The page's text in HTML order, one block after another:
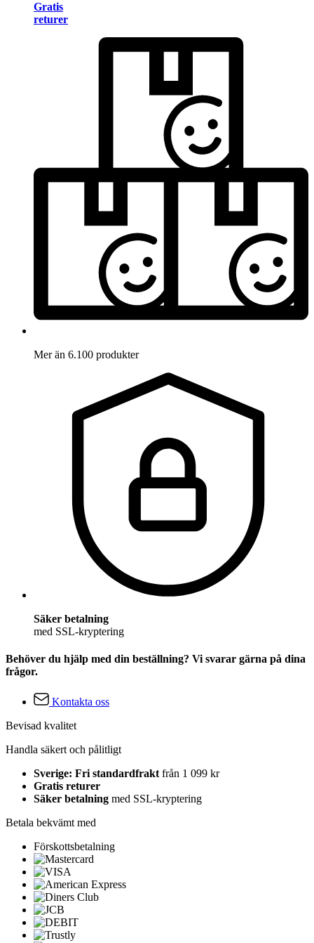
Gratis
returer
Mer än 6.100 produkter
Säker betalning
med SSL-kryptering
Behöver du hjälp med din beställning? Vi svarar gärna på dina
frågor.
Kontakta oss
Bevisad kvalitet
Handla säkert och pålitligt
Sverige: Fri standardfrakt från 1 099 kr
Gratis returer
Säker betalning med SSL-kryptering
Betala bekvämt med
Förskottsbetalning